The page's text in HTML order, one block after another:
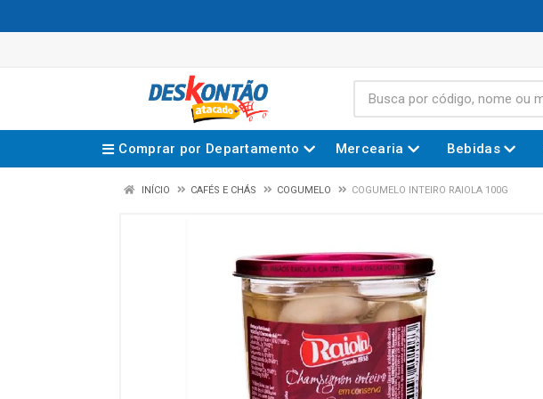
Comprar por Departamento Mercearia Bebidas
INÍCIO CAFÉS E CHÁS COGUMELO COGUMELO INTEIRO RAIOLA 100G